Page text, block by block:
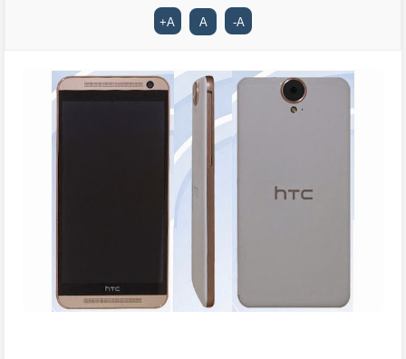
A
-
A
A
+